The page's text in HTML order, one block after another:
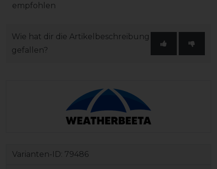
empfohlen
Wie hat dir die Artikelbeschreibung
gefallen?
Varianten-ID: 79486